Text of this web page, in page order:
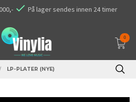
På lager sendes innen 24 timer
0
LP-PLATER (NYE)